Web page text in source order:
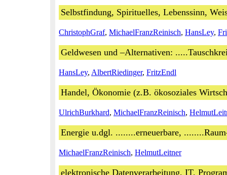
Selbstfindung, Spirituelles, Lebenssinn,
ChristophGraf, MichaelFranzReinisch, HansLey,
Geldwesen und –Alternativen:
HansLey, AlbertRiedinger, FritzEndl
Handel, Ökonomie (z.B. ökosoziales
UlrichBurkhard, MichaelFranzReinisch,
Energie u.dgl. ........erneuerbare,
MichaelFranzReinisch, HelmutLeitner
elektronische Datenverarbeitung, IT,